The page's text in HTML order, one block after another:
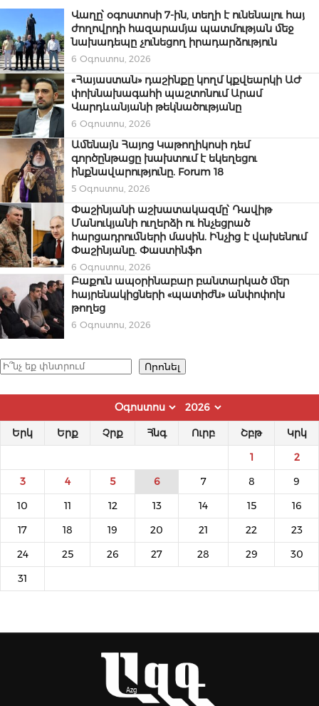
Վաղը՝ օգոստոսի 7-ին, տեղի է ունենալու հայ
ժողովրդի հազարամյա պատմության մեջ
նախադեպը չունեցող իրադարձություն
6 Օգոստոս, 2026
«Հայաստան» դաշինքը կողմ կքվեարկի ԱԺ
փոխնախագահի պաշտոնում Արամ
Վարդևանյանի թեկնածությանը
6 Օգոստոս, 2026
Ամենայն Հայոց Կաթողիկոսի դեմ
գործընթացը խախտում է եկեղեցու
ինքնավարությունը. Forum 18
5 Օգոստոս, 2026
Փաշինյանի աշխատակազմը՝ Դավիթ
Մանուկյանի ուղերձի ու հնչեցրած
հարցադրումների մասին. Ինչից է վախենում
Փաշինյանը. Փաստինֆո
6 Օգոստոս, 2026
Բաքուն ապօրինաբար բանտարկած մեր
հայրենակիցների «պատիժն» անփոփոխ
թողեց
6 Օգոստոս, 2026
Որոնել Որոնել
Երկ Երք Չրք Հնգ Ուրբ Շբթ Կրկ
1 2
3 4 5 6 7 8 9
10 11 12 13 14 15 16
17 18 19 20 21 22 23
24 25 26 27 28 29 30
31